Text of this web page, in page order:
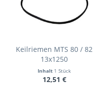
Keilriemen MTS 80 / 82
13x1250
Inhalt 1 Stück
12,51 €